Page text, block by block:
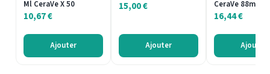
Ml CeraVe X 50
10,67€
Ajouter
15,00€
Ajouter
CeraVe 88ml
16,44€
Ajouter